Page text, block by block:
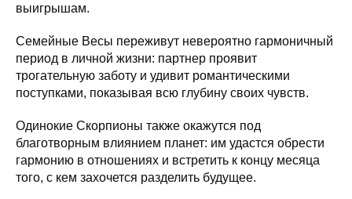
выигрышам.
Семейные Весы переживут невероятно гармоничный
период в личной жизни: партнер проявит
трогательную заботу и удивит романтическими
поступками, показывая всю глубину своих чувств.
Одинокие Скорпионы также окажутся под
благотворным влиянием планет: им удастся обрести
гармонию в отношениях и встретить к концу месяца
того, с кем захочется разделить будущее.